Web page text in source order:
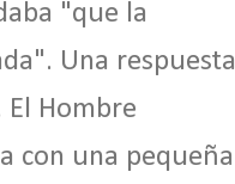
"que la
Una respuesta
El Hombre
con una pequeña